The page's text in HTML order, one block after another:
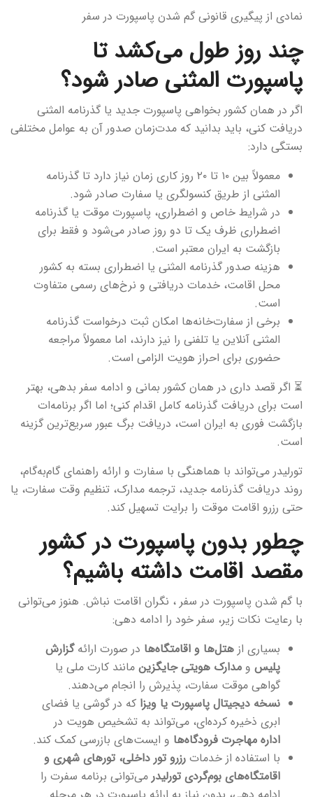
نمادی از پیگیری قانونی گم شدن پاسپورت در سفر
چند روز طول می‌کشد تا
پاسپورت المثنی صادر شود؟
اگر در همان کشور بخواهی پاسپورت جدید یا گذرنامه المثنی
دریافت کنی، باید بدانید که مدت‌زمان صدور آن به عوامل مختلفی
بستگی دارد:
معمولاً بین ۱۰ تا ۲۰ روز کاری زمان نیاز دارد تا گذرنامه
المثنی از طریق کنسولگری یا سفارت صادر شود.
در شرایط خاص و اضطراری، پاسپورت موقت یا گذرنامه
اضطراری ظرف یک تا دو روز صادر می‌شود و فقط برای
بازگشت به ایران معتبر است.
هزینه صدور گذرنامه المثنی یا اضطراری بسته به کشور
محل اقامت، خدمات دریافتی و نرخ‌های رسمی متفاوت
است.
برخی از سفارت‌خانه‌ها امکان ثبت درخواست گذرنامه
المثنی آنلاین یا تلفنی را نیز دارند، اما معمولاً مراجعه
حضوری برای احراز هویت الزامی است.
⏳ اگر قصد داری در همان کشور بمانی و ادامه سفر بدهی، بهتر
است برای دریافت گذرنامه کامل اقدام کنی؛ اما اگر برنامه‌ات
بازگشت فوری به ایران است، دریافت برگ عبور سریع‌ترین گزینه
است.
تورلیدر می‌تواند با هماهنگی با سفارت و ارائه راهنمای گام‌به‌گام،
روند دریافت گذرنامه جدید، ترجمه مدارک، تنظیم وقت سفارت، یا
حتی رزرو اقامت موقت را برایت تسهیل کند.
چطور بدون پاسپورت در کشور
مقصد اقامت داشته باشیم؟
با گم شدن پاسپورت در سفر ، نگران اقامت نباش. هنوز می‌توانی
با رعایت نکات زیر، سفر خود را ادامه دهی:
بسیاری از هتل‌ها و اقامتگاه‌ها در صورت ارائهگزارش
پلیس و مدارک هویتی جایگزین مانند کارت ملی یا
گواهی موقت سفارت، پذیرش را انجام می‌دهند.
نسخه دیجیتال پاسپورت یا ویزا که در گوشی یا فضای
ابری ذخیره کرده‌ای، می‌تواند به تشخیص هویت در
اداره مهاجرت فرودگاه‌ها و ایست‌های بازرسی کمک کند.
با استفاده از خدمات رزرو تور داخلی، تورهای شهری و
اقامتگاه‌های بوم‌گردی تورلیدر می‌توانی برنامه سفرت را